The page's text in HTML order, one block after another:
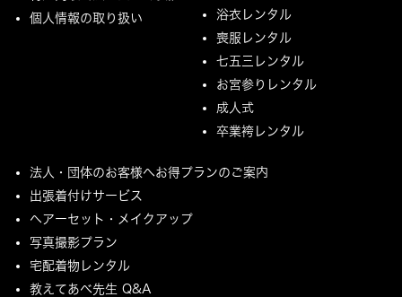
個人情報の取り扱い
浴衣レンタル
喪服レンタル
七五三レンタル
お宮参りレンタル
成人式
卒業袴レンタル
法人・団体のお客様へお得プランのご案内
出張着付けサービス
ヘアーセット・メイクアップ
写真撮影プラン
宅配着物レンタル
教えてあべ先生 Q&A